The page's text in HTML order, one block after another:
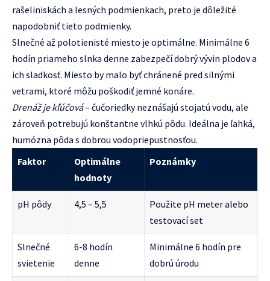
rašeliniskách a lesných podmienkach, preto je dôležité
napodobniť tieto podmienky.
Slnečné až polotienisté miesto je optimálne. Minimálne 6
hodín priameho slnka denne zabezpečí dobrý vývin plodov a
ich sladkosť. Miesto by malo byť chránené pred silnými
vetrami, ktoré môžu poškodiť jemné konáre.
Drenáž je kľúčová– čučoriedky neznášajú stojatú vodu, ale
zároveň potrebujú konštantne vlhkú pôdu. Ideálna je ľahká,
humózna pôda s dobrou vodopriepustnosťou.
Faktor
Optimálne
hodnoty
Poznámky
pH pôdy 4,5 – 5,5
Použite pH meter alebo
testovací set
Slnečné
svietenie
6-8 hodín
denne
Minimálne 6 hodín pre
dobrú úrodu